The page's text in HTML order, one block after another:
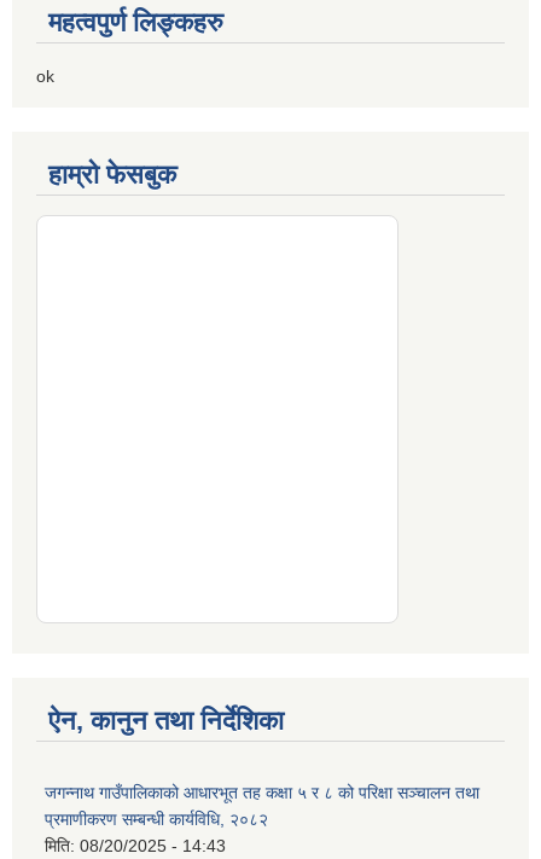
महत्वपुर्ण लिङ्कहरु
ok
हाम्रो फेसबुक
ऐन, कानुन तथा निर्देशिका
जगन्नाथ गाउँपालिकाको आधारभूत तह कक्षा ५ र ८ को परिक्षा सञ्चालन तथा
प्रमाणीकरण सम्बन्धी कार्यविधि, २०८२
मिति: 08/20/2025 - 14:43